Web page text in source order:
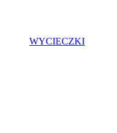
WYCIECZKI